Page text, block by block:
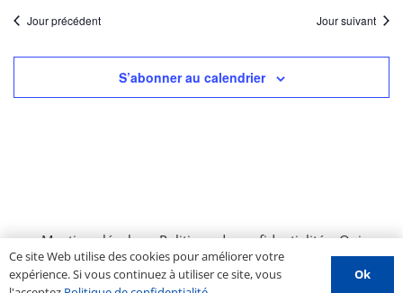
Jour précédent Jour suivant
S’abonner au calendrier
Mentions légales–Politique de confidentialité–Qui
sommes nous ?–Contactez-nous –Espace PROS
Soumettre un évènement
Ce site Web utilise des cookies pour améliorer votre
expérience. Si vous continuez à utiliser ce site, vous
Ok